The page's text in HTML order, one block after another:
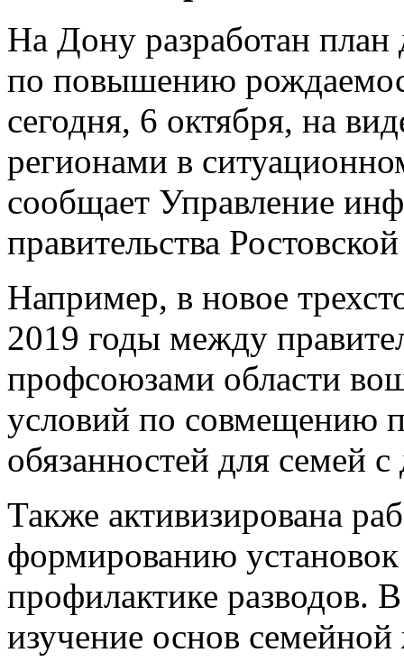
На Дону разработан
по повышению
сегодня, 6 октября, на
регионами в
сообщает Управление
правительства
Например, в новое
2019 годы между
профсоюзами области
условий по совмещению
обязанностей для семей
Также активизирована
формированию
профилактике разводов.
изучение основ